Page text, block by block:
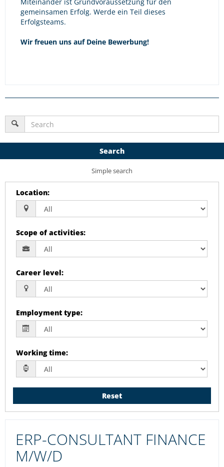
Miteinander ist Grundvoraussetzung für den
gemeinsamen Erfolg. Werde ein Teil dieses
Erfolgsteams.
Wir freuen uns auf Deine Bewerbung!
Search
Simple search
Location:
Scope of activities:
Career level:
Employment type:
Working time:
Reset
ERP-CONSULTANT FINANCE
M/W/D